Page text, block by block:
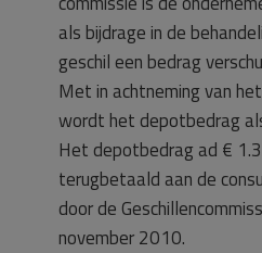
als bijdrage in de
geschil een bedrag
Met in achtneming van
wordt het depotbedrag
Het depotbedrag ad €
terugbetaald aan de
door de
november 2010.